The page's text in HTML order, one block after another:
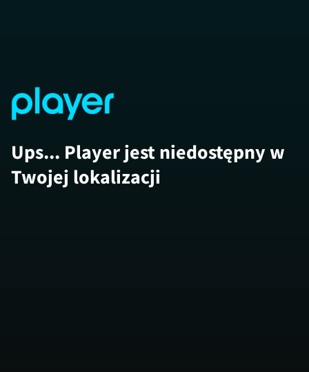
Ups... Player jest niedostępny w
Twojej lokalizacji